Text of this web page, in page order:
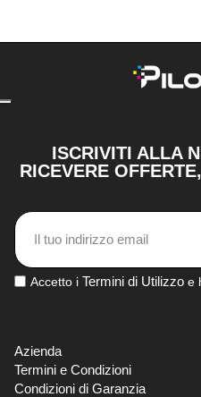
ISCRIVITI ALLA
RICEVERE
Accetto i Termini di Utilizzo e
Azienda
Termini e Condizioni
Condizioni di Garanzia